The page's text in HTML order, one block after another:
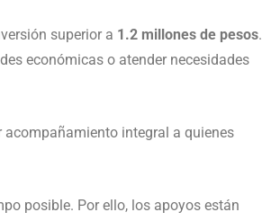
superior a 1.2 millones de pesos.
económicas o atender necesidades
integral a quienes
posible. Por ello, los apoyos están